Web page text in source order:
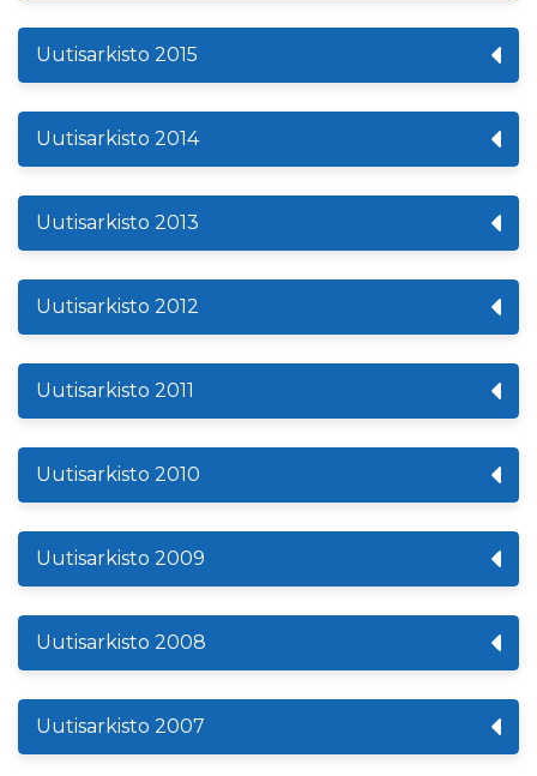
Uutisarkisto 2015
Uutisarkisto 2014
Uutisarkisto 2013
Uutisarkisto 2012
Uutisarkisto 2011
Uutisarkisto 2010
Uutisarkisto 2009
Uutisarkisto 2008
Uutisarkisto 2007